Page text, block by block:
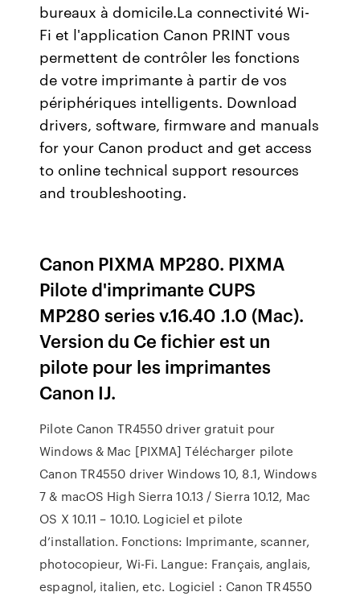
bureaux à domicile.La connectivité Wi-
Fi et l'application Canon PRINT vous
permettent de contrôler les fonctions
de votre imprimante à partir de vos
périphériques intelligents. Download
drivers, software, firmware and manuals
for your Canon product and get access
to online technical support resources
and troubleshooting.
Canon PIXMA MP280. PIXMA
Pilote d'imprimante CUPS
MP280 series v.16.40 .1.0 (Mac).
Version du Ce fichier est un
pilote pour les imprimantes
Canon IJ.
Pilote Canon TR4550 driver gratuit pour
Windows & Mac [PIXMA] Télécharger pilote
Canon TR4550 driver Windows 10, 8.1, Windows
7 & macOS High Sierra 10.13 / Sierra 10.12, Mac
OS X 10.11 – 10.10. Logiciel et pilote
d’installation. Fonctions: Imprimante, scanner,
photocopieur, Wi-Fi. Langue: Français, anglais,
espagnol, italien, etc. Logiciel : Canon TR4550